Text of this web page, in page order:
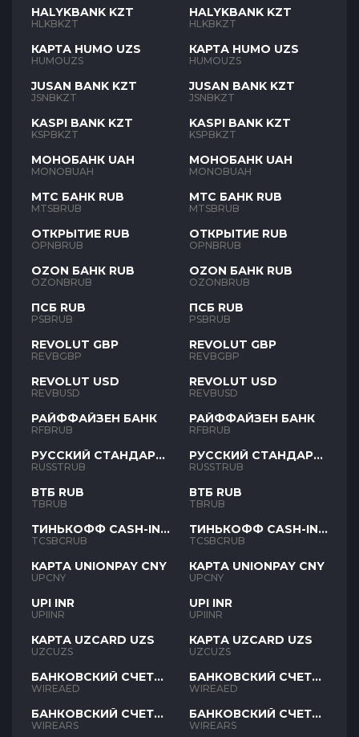
HALYKBANK KZT
HLKBKZT
КАРТА HUMO UZS
HUMOUZS
JUSAN BANK KZT
JSNBKZT
KASPI BANK KZT
KSPBKZT
МОНОБАНК UAH
MONOBUAH
МТС БАНК RUB
MTSBRUB
ОТКРЫТИЕ RUB
OPNBRUB
OZON БАНК RUB
OZONBRUB
ПСБ RUB
PSBRUB
REVOLUT GBP
REVBGBP
REVOLUT USD
REVBUSD
РАЙФФАЙЗЕН БАНК
RFBRUB
РУССКИЙ СТАНДАРТ
RUB
RUSSTRUB
ВТБ RUB
TBRUB
ТИНЬКОФФ CASH-IN
RUB
TCSBCRUB
КАРТА UNIONPAY CNY
UPCNY
UPI INR
UPIINR
КАРТА UZCARD UZS
UZCUZS
БАНКОВСКИЙ СЧЕТ
AED
WIREAED
БАНКОВСКИЙ СЧЕТ
ARS
WIREARS
HALYKBANK KZT
HLKBKZT
КАРТА HUMO UZS
HUMOUZS
JUSAN BANK KZT
JSNBKZT
KASPI BANK KZT
KSPBKZT
МОНОБАНК UAH
MONOBUAH
МТС БАНК RUB
MTSBRUB
ОТКРЫТИЕ RUB
OPNBRUB
OZON БАНК RUB
OZONBRUB
ПСБ RUB
PSBRUB
REVOLUT GBP
REVBGBP
REVOLUT USD
REVBUSD
РАЙФФАЙЗЕН БАНК
RFBRUB
РУССКИЙ СТАНДАРТ
RUB
RUSSTRUB
ВТБ RUB
TBRUB
ТИНЬКОФФ CASH-IN
RUB
TCSBCRUB
КАРТА UNIONPAY CNY
UPCNY
UPI INR
UPIINR
КАРТА UZCARD UZS
UZCUZS
БАНКОВСКИЙ СЧЕТ
AED
WIREAED
БАНКОВСКИЙ СЧЕТ
ARS
WIREARS